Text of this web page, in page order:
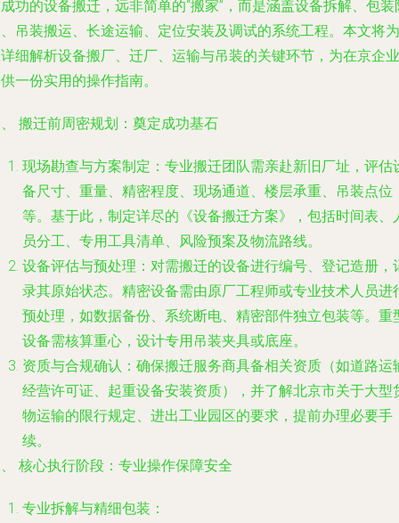
功的设备搬迁，远非简单的“搬家”，而是涵盖设备拆解、包装
吊装搬运、长途运输、定位安装及调试的系统工程。本文将为
细解析设备搬厂、迁厂、运输与吊装的关键环节，为在京企业
一份实用的操作指南。
搬迁前周密规划：奠定成功基石
现场勘查与方案制定 ：专业搬迁团队需亲赴新旧厂址，评估
备尺寸、重量、精密程度、现场通道、楼层承重、吊装点位
等。基于此，制定详尽的《设备搬迁方案》，包括时间表、
员分工、专用工具清单、风险预案及物流路线。
设备评估与预处理 ：对需搬迁的设备进行编号、登记造册，
录其原始状态。精密设备需由原厂工程师或专业技术人员进
预处理，如数据备份、系统断电、精密部件独立包装等。重
设备需核算重心，设计专用吊装夹具或底座。
资质与合规确认 ：确保搬迁服务商具备相关资质（如道路运
经营许可证、起重设备安装资质），并了解北京市关于大型
物运输的限行规定、进出工业园区的要求，提前办理必要手
续。
核心执行阶段：专业操作保障安全
专业拆解与精细包装 ：